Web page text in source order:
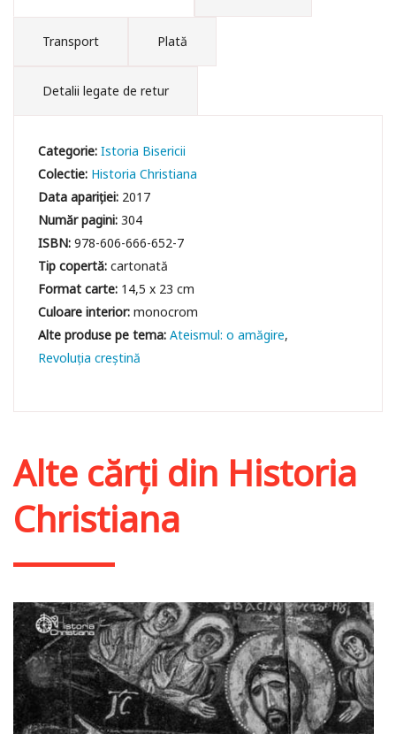
Transport Plată
Detalii legate de retur
Categorie:Istoria Bisericii
Colectie: Historia Christiana
Data apariției: 2017
Număr pagini:304
ISBN:978-606-666-652-7
Tip copertă:cartonată
Format carte: 14,5 x 23 cm
Culoare interior:monocrom
Ateismul: o amăgire
Revoluția creștină
Alte cărți din Historia
Christiana